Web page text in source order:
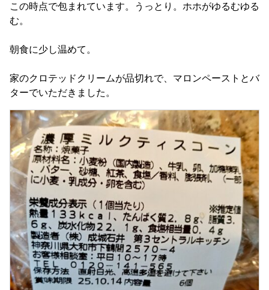
この時点で包まれています。うっとり。ホホがゆるむゆる
む。
朝食に少し温めて。
家のクロテッドクリームが品切れで、マロンペーストとバ
ターでいただきました。